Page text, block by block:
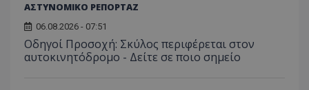
ΑΣΤΥΝΟΜΙΚΟ ΡΕΠΟΡΤΑΖ
06.08.2026 - 07:51
Οδηγοί Προσοχή: Σκύλος περιφέρεται στον
αυτοκινητόδρομο - Δείτε σε ποιο σημείο